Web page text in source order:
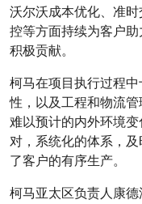
沃尔沃成本优化、准
控等方面持续为客户
积极贡献。
柯马在项目执行过程
性，以及工程和物流
难以预计的内外环境
对，系统化的体系，
了客户的有序生产。
柯马亚太区负责人康